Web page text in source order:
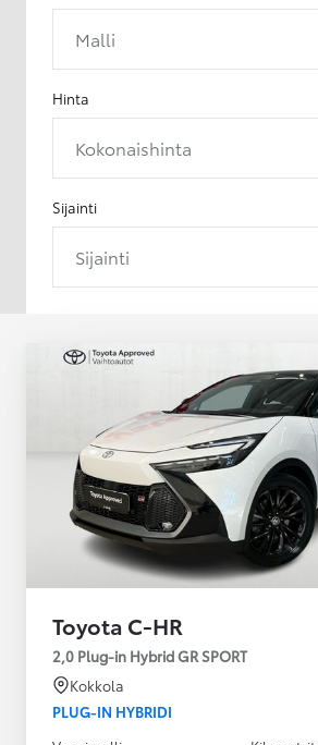
Malli
Hinta
Kokonaishinta
Sijainti
Sijainti
Toyota C-HR
2,0 Plug-in Hybrid GR SPORT
Kokkola
PLUG-IN HYBRIDI